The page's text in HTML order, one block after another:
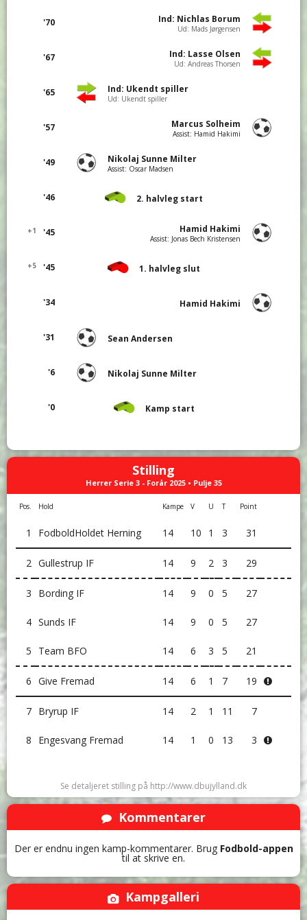
'70 Ind: Nichlas Borum
Ud: Mads Jørgensen
'67 Ind: Lasse Olsen
Ud: Andreas Thorsen
'65 Ind: Ukendt spiller
Ud: Ukendt spiller
'57 Marcus Solheim
Assist: Hamid Hakimi
'49 Nikolaj Sunne Milter
Assist: Oscar Madsen
'46 2. halvleg start
'45
+1 Hamid Hakimi
Assist: Jonas Bech Kristensen
'45
+5 1. halvleg slut
'34 Hamid Hakimi
'31 Sean Andersen
'6 Nikolaj Sunne Milter
'0 Kamp start
Stilling
Herrer Serie 3 - Forår 2025 • Pulje 35
Pos. Hold Kampe V U T Point
1 FodboldHoldet Herning 14 10 1 3 31
2 Gullestrup IF 14 9 2 3 29
3 Bording IF 14 9 0 5 27
4 Sunds IF 14 9 0 5 27
5 Team BFO 14 6 3 5 21
6 Give Fremad 14 6 1 7 19
7 Bryrup IF 14 2 1 11 7
8 Engesvang Fremad 14 1 0 13 3
Se detaljeret stilling på http://www.dbujylland.dk
Kommentarer
Der er endnu ingen kamp-kommentarer. Brug Fodbold-appen
til at skrive en.
Kampgalleri